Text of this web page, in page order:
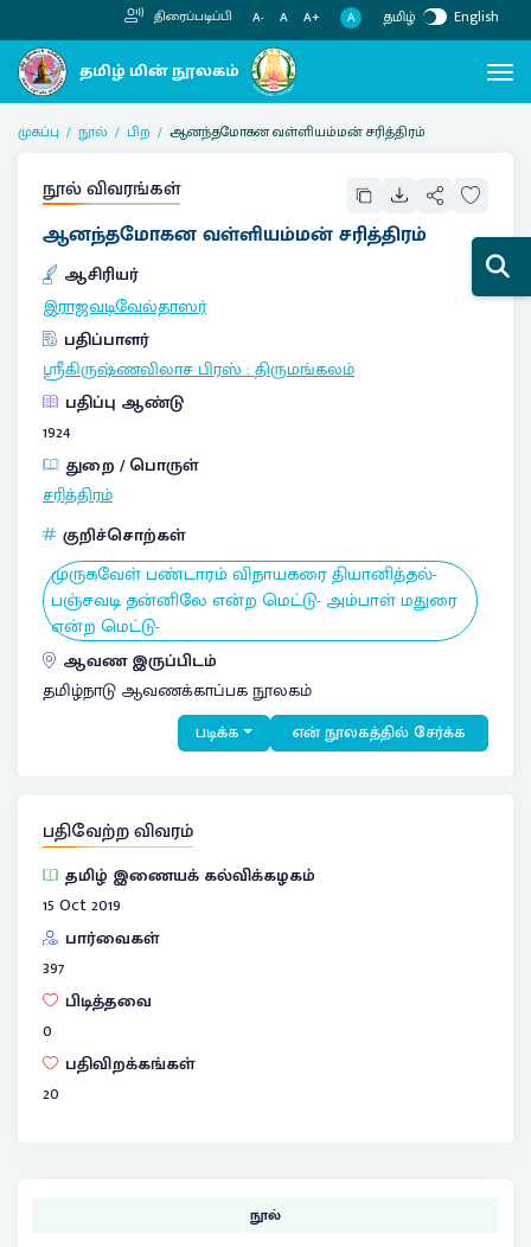
திரைப்படிப்பி A- A A+ A தமிழ் English
முகப்பு நூல் பிற ஆனந்தமோகன வள்ளியம்மன் சரித்திரம்
நூல் விவரங்கள்
ஆனந்தமோகன வள்ளியம்மன் சரித்திரம்
ஆசிரியர்
இராஜவடிவேல்தாஸர்
பதிப்பாளர்
ஸ்ரீகிருஷ்ணவிலாச பிரஸ்:திருமங்கலம்
பதிப்பு ஆண்டு
1924
துறை / பொருள்
சரித்திரம்
குறிச்சொற்கள்
முருகவேள் பண்டாரம் விநாயகரை தியானித்தல்-
பஞ்சவடி தன்னிலே என்ற மெட்டு- அம்பாள் மதுரை
என்ற மெட்டு-
ஆவண இருப்பிடம்
தமிழ்நாடு ஆவணக்காப்பக நூலகம்
படிக்க என் நூலகத்தில் சேர்க்க
பதிவேற்ற விவரம்
தமிழ் இணையக் கல்விக்கழகம்
15 Oct 2019
பார்வைகள்
397
பிடித்தவை
0
பதிவிறக்கங்கள்
20
நூல்